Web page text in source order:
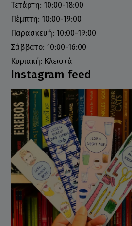
Τετάρτη: 10:00-18:00
Πέμπτη: 10:00-19:00
Παρασκευή: 10:00-19:00
Σάββατο: 10:00-16:00
Κυριακή: Κλειστά
Instagram feed